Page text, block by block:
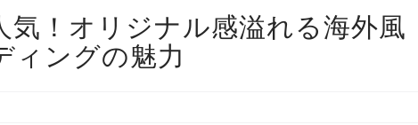
気！オリジナル感溢れる海外風
ィングの魅力